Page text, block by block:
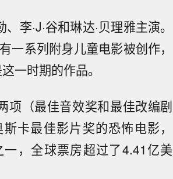
、 李·J·谷和琳达·贝理雅主演。
一系列附身儿童电影被创作，
一时期的作品。
项（最佳音效奖和最佳改编剧
卡最佳影片奖的恐怖电影，
，全球票房超过了4.41亿美